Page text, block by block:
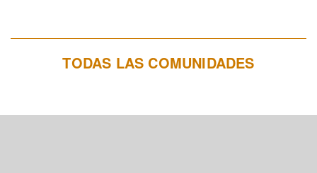
TODAS LAS COMUNIDADES